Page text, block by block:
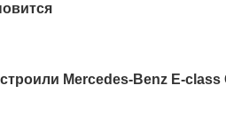
Mercedes-Benz E-class